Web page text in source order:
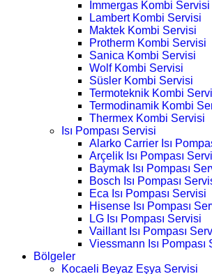
İmmergas Kombi Servisi
Lambert Kombi Servisi
Maktek Kombi Servisi
Protherm Kombi Servisi
Sanica Kombi Servisi
Wolf Kombi Servisi
Süsler Kombi Servisi
Termoteknik Kombi
Termodinamik Kombi
Thermex Kombi Servisi
Isı Pompası Servisi
Alarko Carrier Isı
Arçelik Isı Pompası
Baymak Isı Pompası
Bosch Isı Pompası
Eca Isı Pompası Servisi
Hisense Isı Pompası
LG Isı Pompası Servisi
Vaillant Isı Pompası
Viessmann Isı Pompası
Bölgeler
Kocaeli Beyaz Eşya Servisi